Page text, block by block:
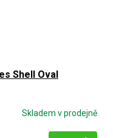
Shell Oval
Skladem v prodejně